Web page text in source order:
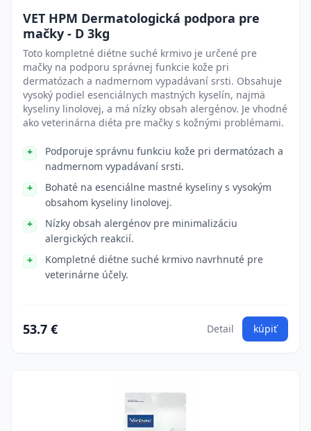
VET HPM Dermatologická podpora pre
mačky - D 3kg
Toto kompletné diétne suché krmivo je určené pre
mačky na podporu správnej funkcie kože pri
dermatózach a nadmernom vypadávaní srsti. Obsahuje
vysoký podiel esenciálnych mastných kyselín, najmä
kyseliny linolovej, a má nízky obsah alergénov. Je vhodné
ako veterinárna diéta pre mačky s kožnými problémami.
Podporuje správnu funkciu kože pri dermatózach a
nadmernom vypadávaní srsti.
Bohaté na esenciálne mastné kyseliny s vysokým
obsahom kyseliny linolovej.
Nízky obsah alergénov pre minimalizáciu
alergických reakcií.
Kompletné diétne suché krmivo navrhnuté pre
veterinárne účely.
53.7 € Detail kúpiť